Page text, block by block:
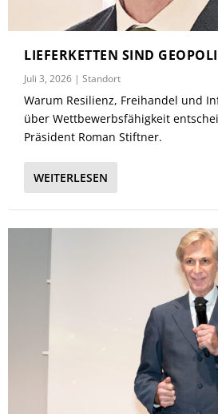
LIEFERKETTEN SIND
Juli 3, 2026 |Standort
Warum Resilienz, Freihandel und
über Wettbewerbsfähigkeit
Präsident Roman Stiftner.
WEITERLESEN